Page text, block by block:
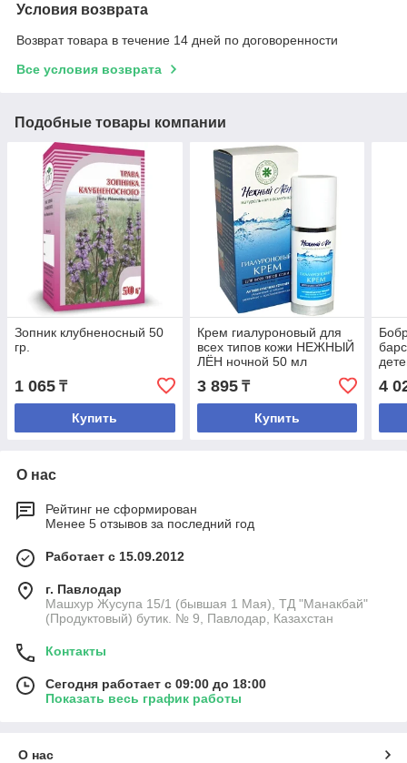
Условия возврата
Возврат товара в течение 14 дней по договоренности
Все условия возврата
Подобные товары компании
Зопник клубненосный 50
гр.
1 065 ₸
Купить
Крем гиалуроновый для
всех типов кожи НЕЖНЫЙ
ЛЁН ночной 50 мл
(Компас здоровья)
3 895₸
Купить
4
О нас
Рейтинг не сформирован
Менее 5 отзывов за последний год
Работает с 15.09.2012
г. Павлодар
Машхур Жусупа 15/1 (бывшая 1 Мая), ТД "Манакбай"
(Продуктовый) бутик. № 9, Павлодар, Казахстан
Контакты
Сегодня работает с 09:00 до 18:00
Показать весь график работы
О нас